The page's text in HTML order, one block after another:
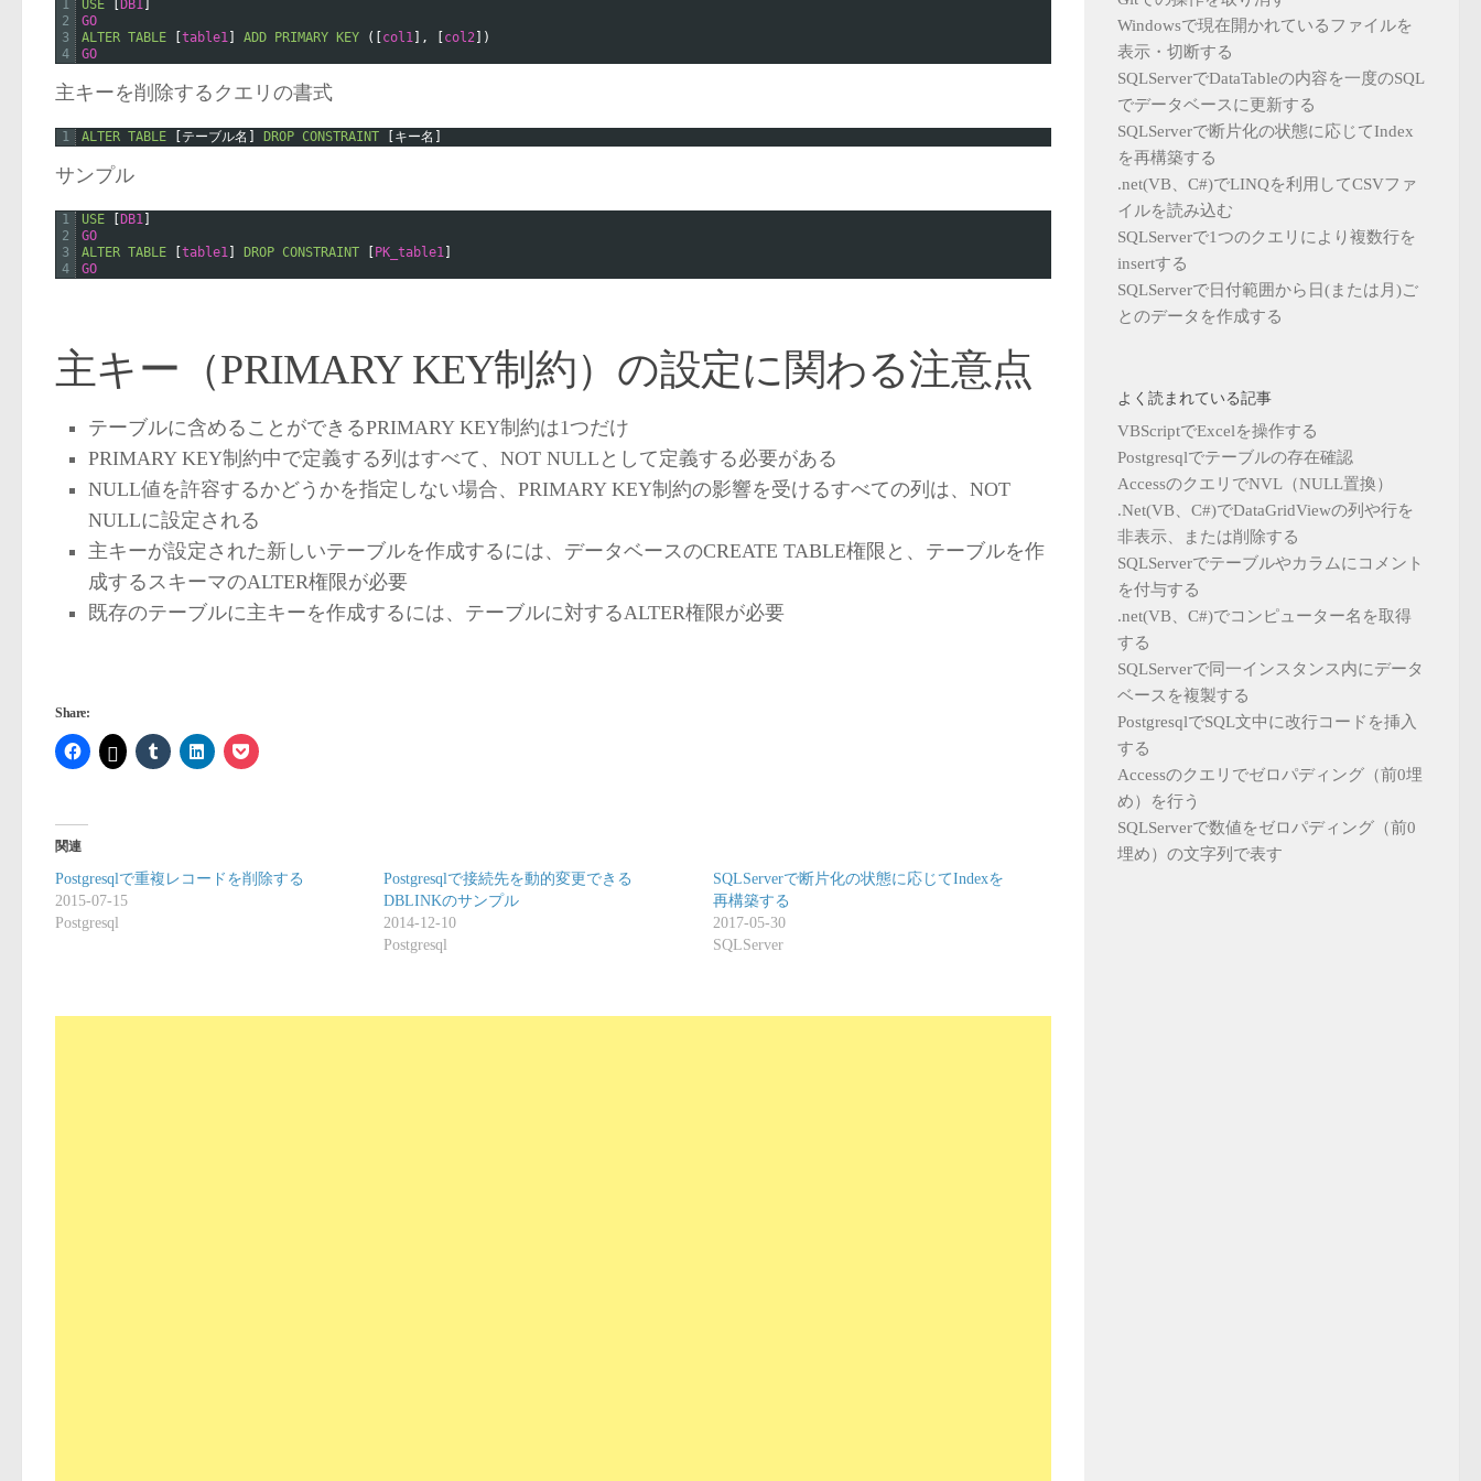
1
2
3
4
USE DB1
GO
ALTER TABLE table1 ADD PRIMARY KEY ( col1 , col2
)
GO
主キーを削除するクエリの書式
1 ALTER TABLE テーブル名 DROP CONSTRAINT キー名
サンプル
1
2
3
4
USE DB1
GO
ALTER TABLE table1 DROP CONSTRAINT PK_table1
GO
主キー（PRIMARY KEY制約）の設定に関わる注意点
テーブルに含めることができるPRIMARY KEY制約は1つだけ
PRIMARY KEY制約中で定義する列はすべて、NOT NULLとして定義する必要がある
NULL値を許容するかどうかを指定しない場合、PRIMARY KEY制約の影響を受けるすべての列は、NOT
NULLに設定される
主キーが設定された新しいテーブルを作成するには、データベースのCREATE TABLE権限と、テーブルを作
成するスキーマのALTER権限が必要
既存のテーブルに主キーを作成するには、テーブルに対するALTER権限が必要
Share:
関連
Postgresqlで重複レコードを削除する
2015-07-15
Postgresql
Postgresqlで接続先を動的変更できる
DBLINKのサンプル
2014-12-10
Postgresql
SQLServerで断片化の状態に応じてIndexを
再構築する
2017-05-30
SQLServer
Windowsで現在開かれているファイルを
表示・切断する
SQLServerでDataTableの内容を一度のSQL
でデータベースに更新する
SQLServerで断片化の状態に応じてIndex
を再構築する
.net(VB、C#)でLINQを利用してCSVファ
イルを読み込む
SQLServerで1つのクエリにより複数行を
insertする
SQLServerで日付範囲から日(または月)ご
とのデータを作成する
よく読まれている記事
VBScriptでExcelを操作する
Postgresqlでテーブルの存在確認
AccessのクエリでNVL（NULL置換）
.Net(VB、C#)でDataGridViewの列や行を
非表示、または削除する
SQLServerでテーブルやカラムにコメント
を付与する
.net(VB、C#)でコンピューター名を取得
する
SQLServerで同一インスタンス内にデータ
ベースを複製する
PostgresqlでSQL文中に改行コードを挿入
する
Accessのクエリでゼロパディング（前0埋
め）を行う
SQLServerで数値をゼロパディング（前0
埋め）の文字列で表す